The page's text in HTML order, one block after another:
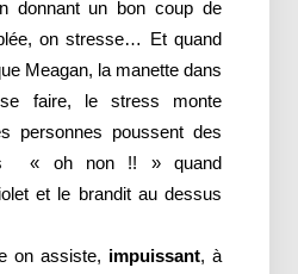
donnant un bon coup de
on stresse… Et quand
Meagan, la manette dans
faire, le stress monte
personnes poussent des
« oh non !! » quand
et le brandit au dessus
on assiste, impuissant, à